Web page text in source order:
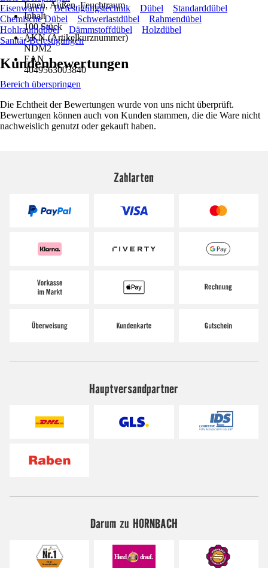
Innen, Außen, Feuchtraum
Inhalt
100 Stück
AKN (Artikelkurznummer)
NDM2
EAN
4049563003840
Eisenwaren
Befestigungstechnik Dübel
Standarddübel
Chemische Dübel
Schwerlastdübel
Rahmendübel
Hohlraumdübel
Dämmstoffdübel
Holzdübel
Sanitär-Befestigungen
Kundenbewertungen
Bereich überspringen
Die Echtheit der Bewertungen wurde von uns nicht überprüft.
Bewertungen können auch von Kunden stammen, die die Ware nicht
nachweislich genutzt oder gekauft haben.
Zahlarten
Hauptversandpartner
Darum zu HORNBACH